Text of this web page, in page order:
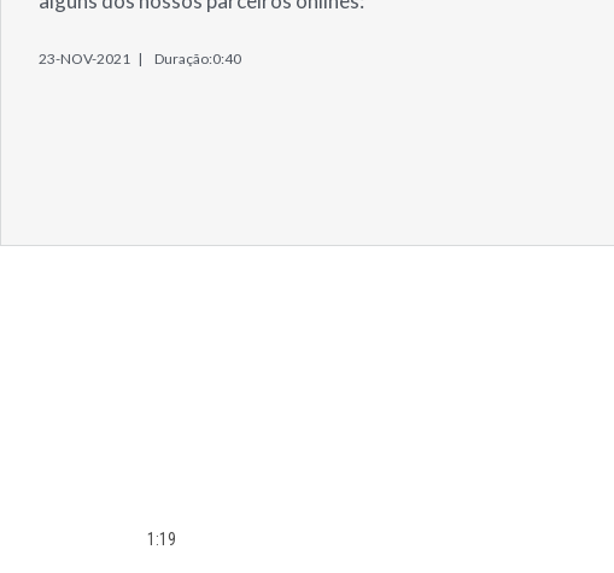
23-NOV-2021 | Duração:0:40
1:19